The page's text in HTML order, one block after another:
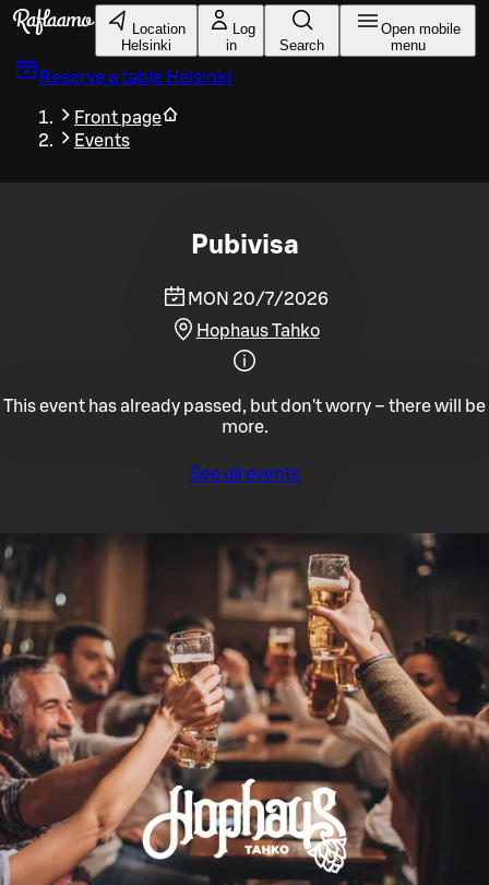
Skip to main content
Location
Helsinki
Log
in
Search
Open mobile
menu
Reserve a table Helsinki
Front page
Events
Pubivisa
MON 20/7/2026
Hophaus Tahko
This event has already passed, but don't worry – there will be
more.
See all events